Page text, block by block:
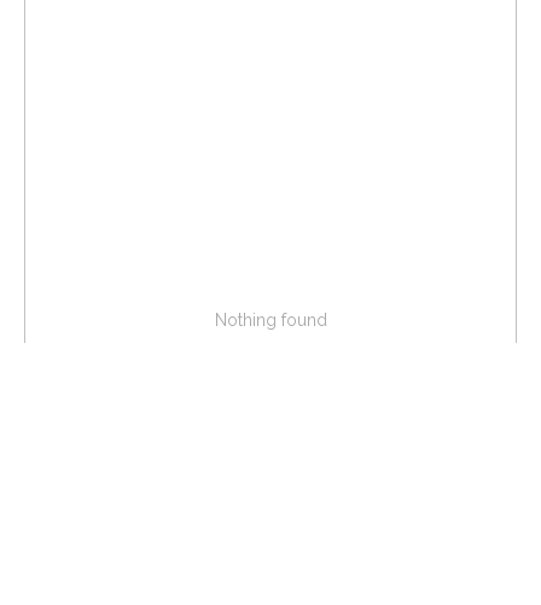
Nothing found